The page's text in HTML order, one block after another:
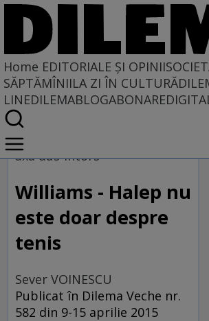
Home EDITORIALE ȘI OPINII
SĂPTĂMÎNIILA ZI ÎN CULTURĂ
LINEDILEMABLOGABONARE
Home
EDITORIALE ȘI OPINII
axa dus-întors
Williams - Halep nu
este doar despre
tenis
Sever VOINESCU
Publicat în Dilema Veche nr.
582 din 9-15 aprilie 2015